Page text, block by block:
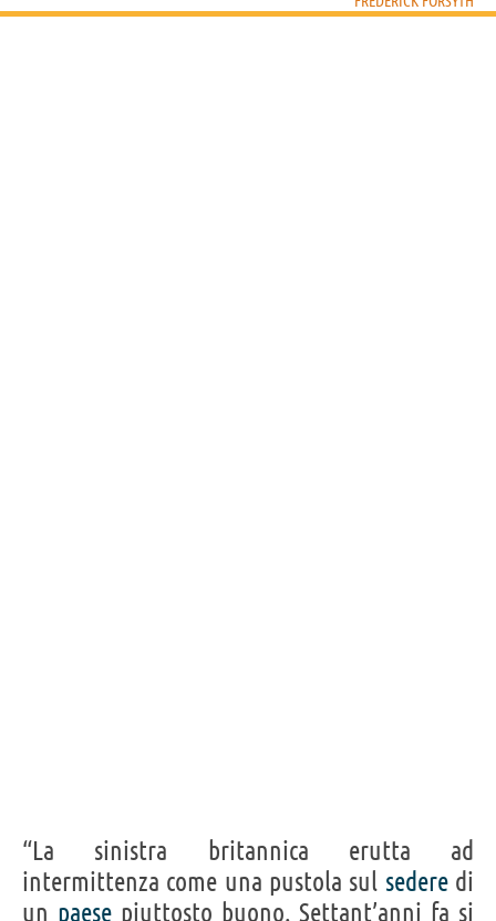
“La sinistra britannica erutta ad
intermittenza come una pustola sul sederedi
un paesepiuttosto buono. Settant’anni fa si